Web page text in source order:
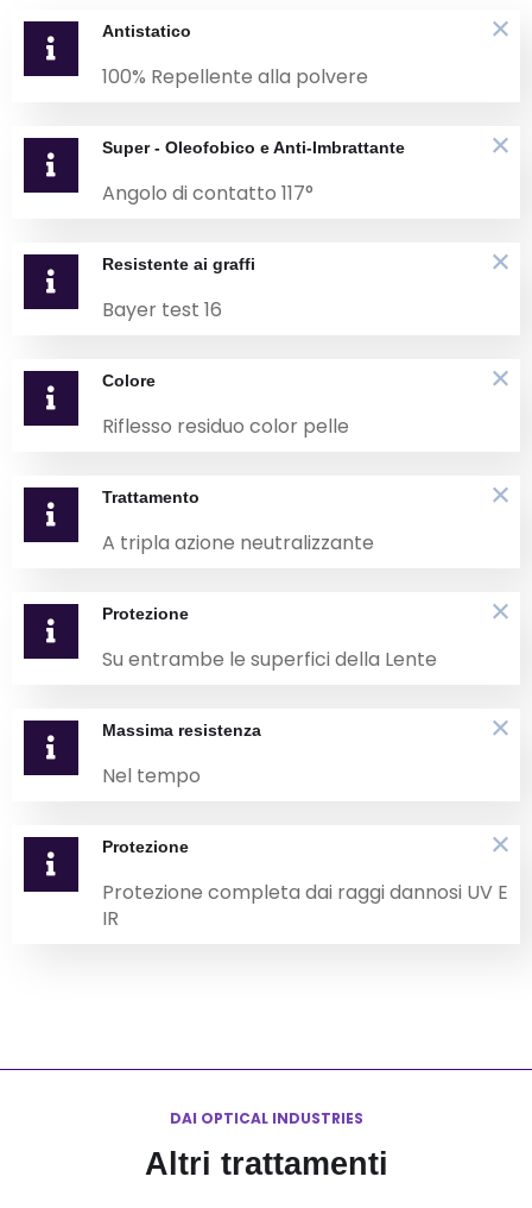
Antistatico
100% Repellente alla polvere
Super - Oleofobico e Anti-Imbrattante
Angolo di contatto 117°
Resistente ai graffi
Bayer test 16
Colore
Riflesso residuo color pelle
Trattamento
A tripla azione neutralizzante
Protezione
Su entrambe le superfici della Lente
Massima resistenza
Nel tempo
Protezione
Protezione completa dai raggi dannosi UV E
IR
DAI OPTICAL INDUSTRIES
Altri trattamenti